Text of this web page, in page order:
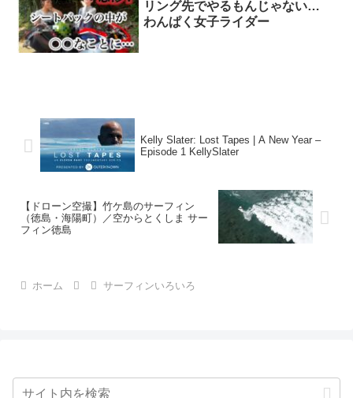
リング先でやるもんじゃない…
わんぱく女子ライダー
Kelly Slater: Lost Tapes | A New Year –
Episode 1 KellySlater
【ドローン空撮】竹ケ島のサーフィン
（徳島・海陽町）／空からとくしま サー
フィン徳島
ホーム サーフィンいろいろ